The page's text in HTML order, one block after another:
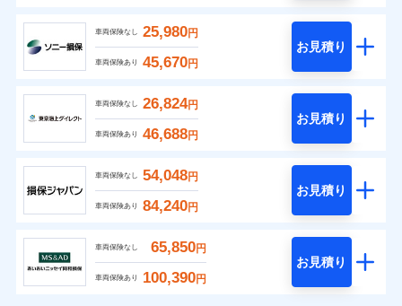
車両保険なし 25,980円
車両保険あり 45,670円
お見積り
車両保険なし 26,824円
車両保険あり 46,688円
お見積り
車両保険なし 54,048円
車両保険あり 84,240円
お見積り
車両保険なし 65,850円
車両保険あり 100,390円
お見積り